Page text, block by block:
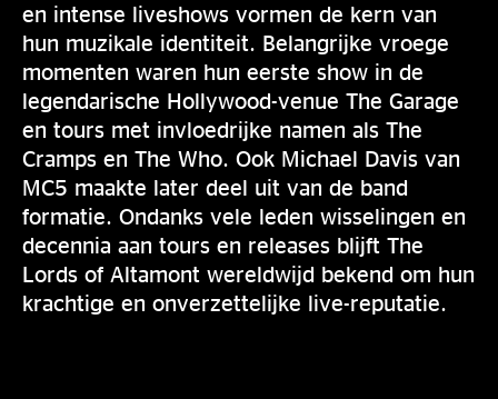
en intense liveshows vormen de kern van
hun muzikale identiteit. Belangrijke vroege
momenten waren hun eerste show in de
legendarische Hollywood-venue The Garage
en tours met invloedrijke namen als The
Cramps en The Who. Ook Michael Davis van
MC5 maakte later deel uit van de band
formatie. Ondanks vele leden wisselingen en
decennia aan tours en releases blijft The
Lords of Altamont wereldwijd bekend om hun
krachtige en onverzettelijke live-reputatie.